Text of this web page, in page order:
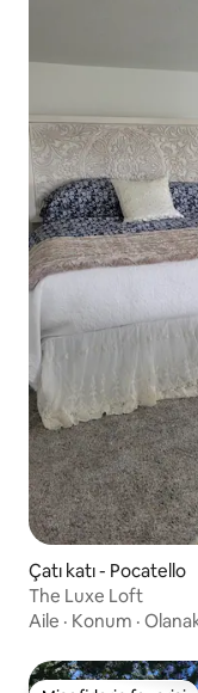
Çatı katı - Pocatello
The Luxe Loft
Aile · Konum ·